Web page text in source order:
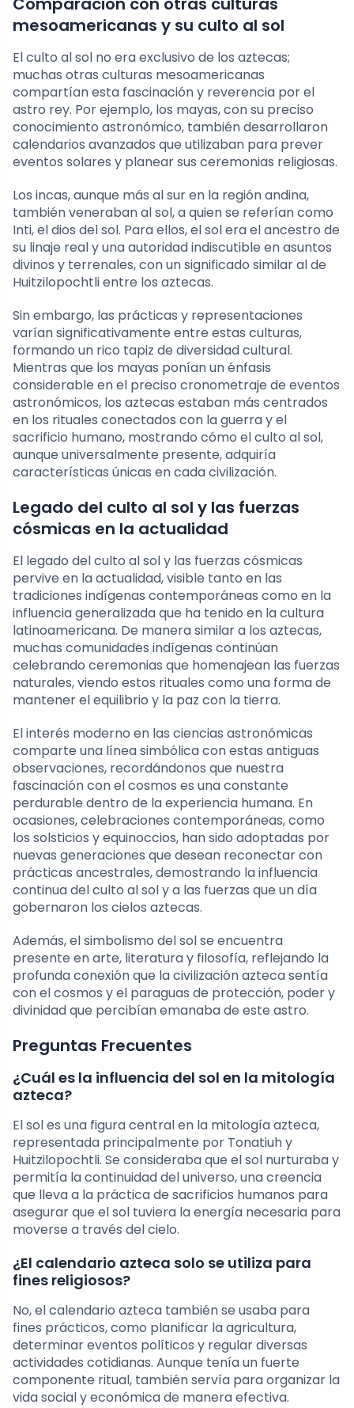
mesoamericanas y su culto al sol
El culto al sol no era exclusivo de los aztecas;
muchas otras culturas mesoamericanas
compartían esta fascinación y reverencia por el
astro rey. Por ejemplo, los mayas, con su preciso
conocimiento astronómico, también desarrollaron
calendarios avanzados que utilizaban para prever
eventos solares y planear sus ceremonias religiosas.
Los incas, aunque más al sur en la región andina,
también veneraban al sol, a quien se referían como
Inti, el dios del sol. Para ellos, el sol era el ancestro de
su linaje real y una autoridad indiscutible en asuntos
divinos y terrenales, con un significado similar al de
Huitzilopochtli entre los aztecas.
Sin embargo, las prácticas y representaciones
varían significativamente entre estas culturas,
formando un rico tapiz de diversidad cultural.
Mientras que los mayas ponían un énfasis
considerable en el preciso cronometraje de eventos
astronómicos, los aztecas estaban más centrados
en los rituales conectados con la guerra y el
sacrificio humano, mostrando cómo el culto al sol,
aunque universalmente presente, adquiría
características únicas en cada civilización.
Legado del culto al sol y las fuerzas
cósmicas en la actualidad
El legado del culto al sol y las fuerzas cósmicas
pervive en la actualidad, visible tanto en las
tradiciones indígenas contemporáneas como en la
influencia generalizada que ha tenido en la cultura
latinoamericana. De manera similar a los aztecas,
muchas comunidades indígenas continúan
celebrando ceremonias que homenajean las fuerzas
naturales, viendo estos rituales como una forma de
mantener el equilibrio y la paz con la tierra.
El interés moderno en las ciencias astronómicas
comparte una línea simbólica con estas antiguas
observaciones, recordándonos que nuestra
fascinación con el cosmos es una constante
perdurable dentro de la experiencia humana. En
ocasiones, celebraciones contemporáneas, como
los solsticios y equinoccios, han sido adoptadas por
nuevas generaciones que desean reconectar con
prácticas ancestrales, demostrando la influencia
continua del culto al sol y a las fuerzas que un día
gobernaron los cielos aztecas.
Además, el simbolismo del sol se encuentra
presente en arte, literatura y filosofía, reflejando la
profunda conexión que la civilización azteca sentía
con el cosmos y el paraguas de protección, poder y
divinidad que percibían emanaba de este astro.
Preguntas Frecuentes
¿Cuál es la influencia del sol en la mitología
azteca?
El sol es una figura central en la mitología azteca,
representada principalmente por Tonatiuh y
Huitzilopochtli. Se consideraba que el sol nurturaba y
permitía la continuidad del universo, una creencia
que lleva a la práctica de sacrificios humanos para
asegurar que el sol tuviera la energía necesaria para
moverse a través del cielo.
¿El calendario azteca solo se utiliza para
fines religiosos?
No, el calendario azteca también se usaba para
fines prácticos, como planificar la agricultura,
determinar eventos políticos y regular diversas
actividades cotidianas. Aunque tenía un fuerte
componente ritual, también servía para organizar la
vida social y económica de manera efectiva.